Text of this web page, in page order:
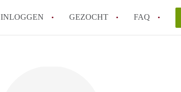
INLOGGEN GEZOCHT FAQ